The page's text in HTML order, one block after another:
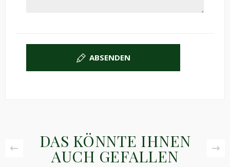
ABSENDEN
DAS KÖNNTE IHNEN
AUCH GEFALLEN